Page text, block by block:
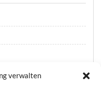
verwalten